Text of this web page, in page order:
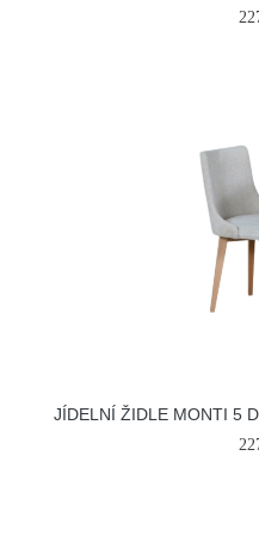
JÍDELNÍ ŽIDLE MONTI 5